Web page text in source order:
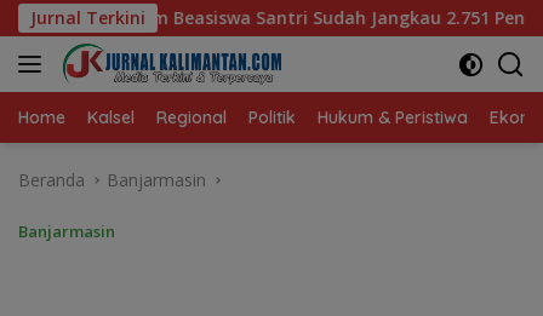
Langsung
ke
konten
Jurnal Terkini
Sudah Jangkau 2.751 Penerima Bagaimana KIP
Home Kalsel Regional Politik Hukum & Peristiwa
Beranda Banjarmasin
Banjarmasin